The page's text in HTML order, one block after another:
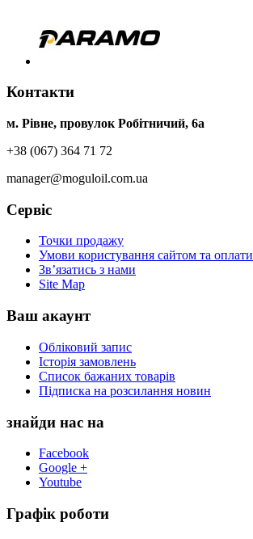
Контакти
м. Рівне, провулок Робітничий, 6а
+38 (067) 364 71 72
manager@moguloil.com.ua
Сервіс
Точки продажу
Умови користування сайтом та оплати
Зв’язатись з нами
Site Map
Ваш акаунт
Обліковий запис
Історія замовлень
Список бажаних товарів
Підписка на розсилання новин
знайди нас на
Facebook
Google +
Youtube
Графік роботи